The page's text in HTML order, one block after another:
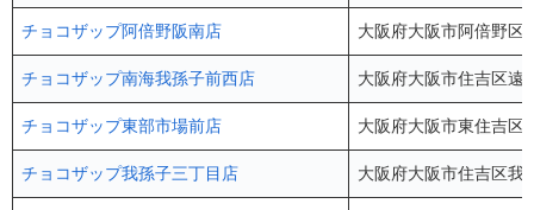
チョコザップ阿倍野阪南店 大阪府大阪市阿倍野
チョコザップ南海我孫子前西店 大阪府大阪市住吉区
チョコザップ東部市場前店 大阪府大阪市東住吉
チョコザップ我孫子三丁目店 大阪府大阪市住吉区